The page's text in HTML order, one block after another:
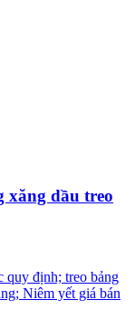
xăng dầu treo
quy định; treo bảng
Niêm yết giá bán